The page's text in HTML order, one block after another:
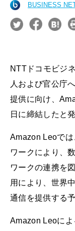
BUSINESS
NTTドコモビジ
人および官公庁
提供に向け、
日に締結したと
Amazon Leoで
ワークにより、
ワークの連携を
用により、世界
通信を提供する予
Amazon Leoに